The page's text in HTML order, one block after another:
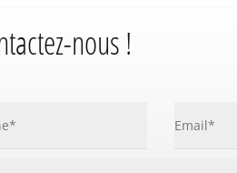
nous !